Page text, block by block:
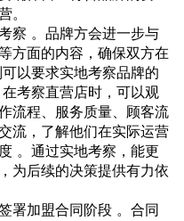
。
察 。品牌方会进一步与
方面的内容，确保双方在
以要求实地考察品牌的
考察直营店时，可以观
流程、服务质量、顾客流
流，了解他们在实际运营
。通过实地考察，能更
为后续的决策提供有力依
署加盟合同阶段 。合同